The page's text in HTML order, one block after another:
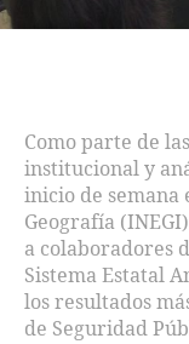
Como parte de
institucional y
inicio de semana
Geografía
a colaboradores
Sistema Estatal
los resultados
de Seguridad